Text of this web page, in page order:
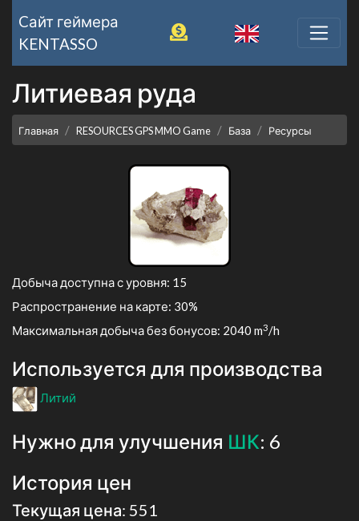
Cайт геймера
KENTASSO
Литиевая руда
Главная RESOURCES GPS MMO Game База Ресурсы
Добыча доступна с уровня: 15
Распространение на карте: 30%
Максимальная добыча без бонусов: 2040 m3/h
Используется для производства
Литий
Нужно для улучшения ШК: 6
История цен
Текущая цена: 551